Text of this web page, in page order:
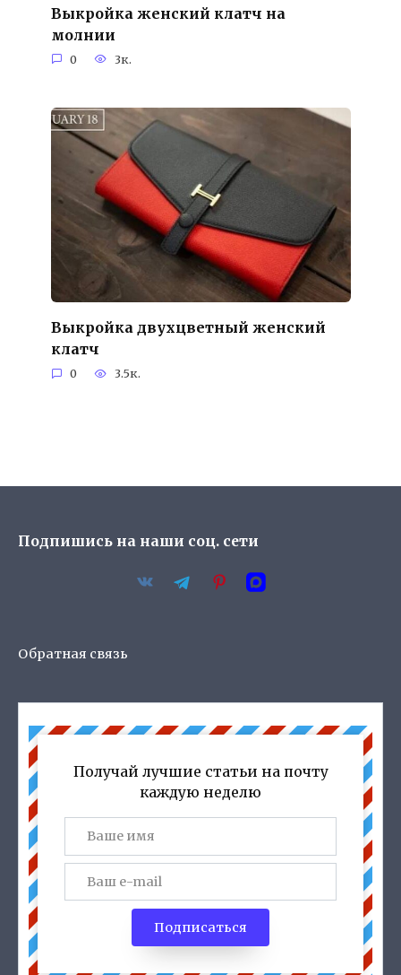
Выкройка женский клатч на
молнии
0 3к.
Выкройка двухцветный женский
клатч
0 3.5к.
Подпишись на наши соц. сети
Обратная связь
Получай лучшие статьи на почту
каждую неделю
Подписаться